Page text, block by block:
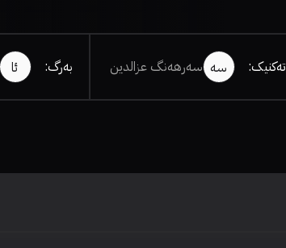
تەکنیک: سە سەرهەنگ عزالدین بەرگ: ئا